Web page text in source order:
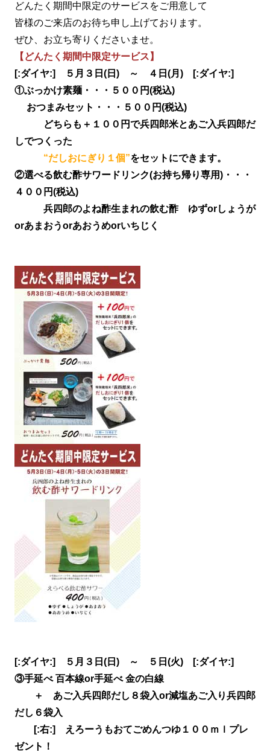
どんたく期間中限定のサービスをご用意して
皆様のご来店のお待ち申し上げております。
ぜひ、お立ち寄りくださいませ。
【どんたく期間中限定サービス】
[:ダイヤ:] ５月３日(日) ～ ４日(月) [:ダイヤ:]
①ぶっかけ素麺・・・５００円(税込)
おつまみセット・・・５００円(税込)
どちらも＋１００円で兵四郎米とあご入兵四郎だ
しでつくった
“だしおにぎり１個”をセットにできます。
②選べる飲む酢サワードリンク(お持ち帰り専用)・・・
４００円(税込)
兵四郎のよね酢生まれの飲む酢 ゆずorしょうが
orあまおうorあおうめorいちじく
[:ダイヤ:] ５月３日(日) ～ ５日(火) [:ダイヤ:]
③手延べ 百本線or手延べ 金の白線
＋ あご入兵四郎だし８袋入or減塩あご入り兵四郎
だし６袋入
[:右:] えろーうもおてごめんつゆ１００ｍｌプレ
ゼント！